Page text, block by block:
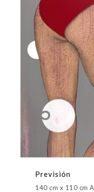
Previsión
140 cm x 110 cm